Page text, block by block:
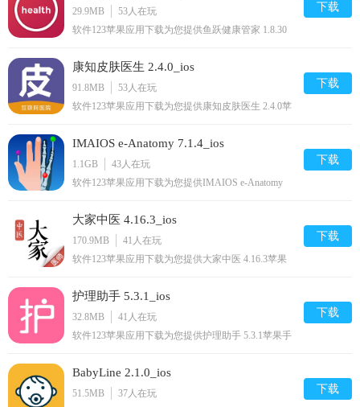
29.9MB 53人在玩
软件123苹果应用下载为您提供鱼跃健康管家 1.8.30
下载
康知皮肤医生 2.4.0_ios
91.8MB 53人在玩
软件123苹果应用下载为您提供康知皮肤医生 2.4.0苹
下载
IMAIOS e-Anatomy 7.1.4_ios
1.1GB 43人在玩
软件123苹果应用下载为您提供IMAIOS e-Anatomy
果手机软件下载.
下载
大家中医 4.16.3_ios
170.9MB 41 人在玩
软件123苹果应用下载为您提供大家中医 4.16.3苹果
下载
护理助手 5.3.1_ios
32.8MB 41 人在玩
软件123苹果应用下载为您提供护理助手 5.3.1苹果手
下载
BabyLine 2.1.0_ios
51.5MB 37人在玩
下载